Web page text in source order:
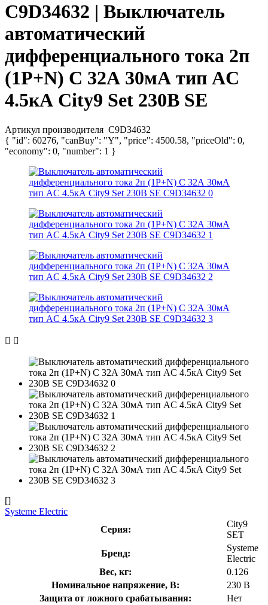
C9D34632 | Выключатель
автоматический
дифференциального тока 2п
(1P+N) C 32А 30мА тип AC
4.5кА City9 Set 230В SE
Артикул производителя C9D34632
{ "id": 60276, "canBuy": "Y", "price": 4500.58, "priceOld": 0,
"economy": 0, "number": 1 }
[]
Systeme Electric
Серия:
City9
SET
Бренд:
Systeme
Electric
Вес, кг:
0.126
Номинальное напряжение, В:
230 В
Защита от ложного срабатывания:
Нет